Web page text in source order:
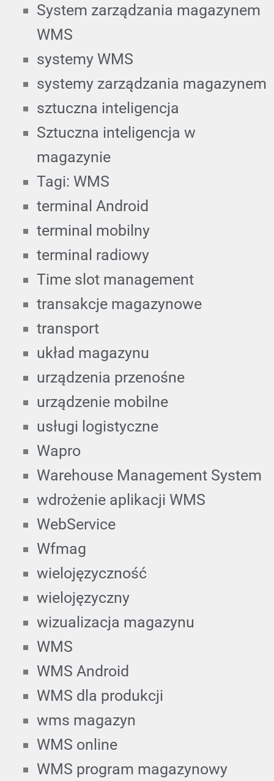
System zarządzania magazynem
WMS
systemy WMS
systemy zarządzania magazynem
sztuczna inteligencja
Sztuczna inteligencja w
magazynie
Tagi: WMS
terminal Android
terminal mobilny
terminal radiowy
Time slot management
transakcje magazynowe
transport
układ magazynu
urządzenia przenośne
urządzenie mobilne
usługi logistyczne
Wapro
Warehouse Management System
wdrożenie aplikacji WMS
WebService
Wfmag
wielojęzyczność
wielojęzyczny
wizualizacja magazynu
WMS
WMS Android
WMS dla produkcji
wms magazyn
WMS online
WMS program magazynowy